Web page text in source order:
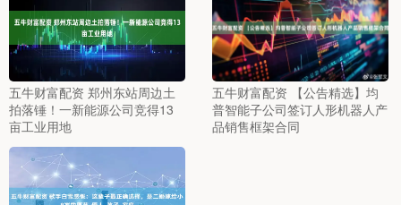
五牛财富配资 郑州东站周边土
拍落锤！一新能源公司竞得13
亩工业用地
五牛财富配资 【公告精选】均
普智能子公司签订人形机器人产
品销售框架合同